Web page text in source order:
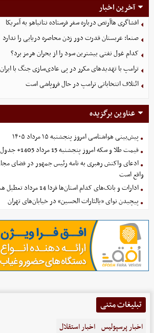
آخرین اخبار
افشاگری هاآرتص درباره سفر فرستاده نتانیاهو به آمریکا
صنعا: عربستان قدرت دور زدن محاصره دریایی را ندارد
کدام غول نفتی بیشترین سود را از بحران هرمز برد؟
ترامپ با تهدیدهای مکرر در پی عادی‌سازی جنگ با
ائتلاف انتخاباتی ترامپ در حال فروپاشی است
عناوین برگزیده
پیش‌بینی هواشناسی امروز پنجشنبه ۱۵ مرداد ۱۴۰۵
قیمت طلا و سکه امروز پنجشنبه 15 مرداد 1405+ جدول
ادعای واکنش رهبری به نامه رئیس جمهور در فضای
واقع است
ادارات و بانک‌های کدام استان‌ها فردا 14 مرداد تعطیل هستند؟
پیچیدن نوای «یالثارات الحسین» در خیابان‌های تهران
تبلیغات متنی
اخبار پرسپولیس اخبار استقلال